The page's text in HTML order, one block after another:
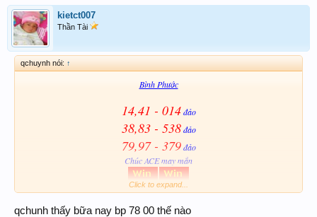
kietct007
Thần Tài
qchuynh nói: ↑
Bình Phước
14,41 - 014đảo
38,83 - 538đảo
79,97 - 379đảo
Chúc ACE may mắn
Kiến càng: 9955 - 1368
Click to expand...
qchunh thấy bữa nay bp 78 00 thế nào